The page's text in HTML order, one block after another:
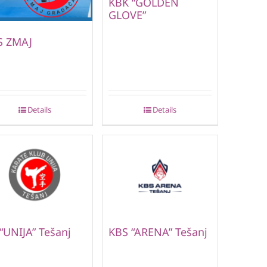
ZMAJ
Details
GLOVE”
Details
Tešanj KBS “ARENA” Tešanj